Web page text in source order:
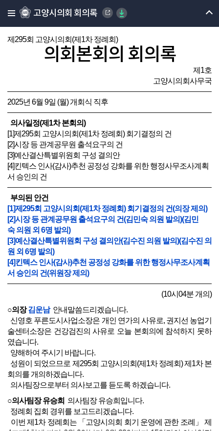
고양시의회 회의록
제295회 고양시의회(제1차 정례회)
의회본회의 회의록
제1호
고양시의회사무국
2025년 6월 9일 (월) 개회식 직후
의사일정(제1차 본회의)
[1]제295회 고양시의회(제1차 정례회) 회기결정의 건
[2]시장 등 관계공무원 출석요구의 건
[3]예산결산특별위원회 구성 결의안
[4]킨텍스 인사(감사)추천 공정성 강화를 위한 행정사무조사계획
서 승인의 건
부의된 안건
[1]제295회 고양시의회(제1차 정례회) 회기결정의 건(의장 제의)
[2]시장 등 관계공무원 출석요구의 건(김민숙 의원 발의)(김민
숙 의원 외 6명 발의)
[3]예산결산특별위원회 구성 결의안(김수진 의원 발의)(김수진 의
원 외 6명 발의)
[4]킨텍스 인사(감사)추천 공정성 강화를 위한 행정사무조사계획
서 승인의 건(위원장 제의)
(10시04분 개의)
○의장김운남안내말씀드리겠습니다.
신영호 푸른도시사업소장은 개인 연가의 사유로, 권지선 농업기
술센터소장은 건강검진의 사유로 오늘 본회의에 참석하지 못하
였습니다.
양해하여 주시기 바랍니다.
성원이 되었으므로 제295회 고양시의회(제1차 정례회) 제1차 본
회의를 개의하겠습니다.
의사팀장으로부터 의사보고를 듣도록 하겠습니다.
○의사팀장 유승희 의사팀장 유승희입니다.
정례회 집회 경위를 보고드리겠습니다.
이번 제1차 정례회는 「고양시의회 회기 운영에 관한 조례」 제
4조제1항에 따라 6월 9일부터 6월 23일까지 15일간의 의사일정